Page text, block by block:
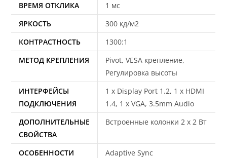
ВРЕМЯ ОТКЛИКА
1 мс
ЯРКОСТЬ
300 кд/м2
КОНТРАСТНОСТЬ
1300:1
МЕТОД КРЕПЛЕНИЯ
Pivot, VESA крепление,
Регулировка высоты
ИНТЕРФЕЙСЫ
ПОДКЛЮЧЕНИЯ
1 x Display Port 1.2, 1 x HDMI
1.4, 1 x VGA, 3.5mm Audio
ДОПОЛНИТЕЛЬНЫЕ
СВОЙСТВА
Встроенные колонки 2 x 2 Вт
ОСОБЕННОСТИ
Adaptive Sync